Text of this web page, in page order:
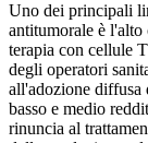
Uno dei principali
antitumorale è l'alto
terapia con cellule
degli operatori
all'adozione diffusa
basso e medio
rinuncia al